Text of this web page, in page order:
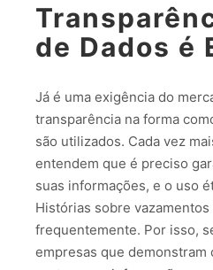
de Dados é
Já é uma exigência do
transparência na forma
são utilizados. Cada vez
entendem que é preciso
suas informações, e o uso
Histórias sobre
frequentemente. Por isso,
empresas que